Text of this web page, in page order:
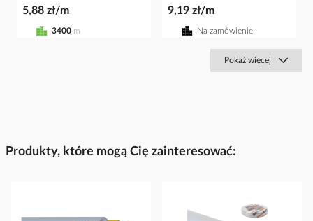
5,88 zł/m
3400 m
9,19 zł/m
Na zamówienie
Pokaż więcej
Produkty, które mogą Cię zainteresować: